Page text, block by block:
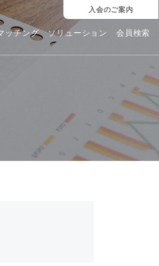
ッチング ソリューション 会員検索
入会のご案内